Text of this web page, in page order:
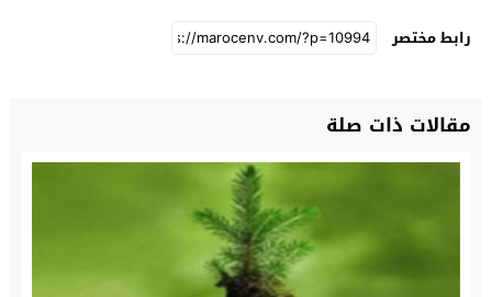
رابط مختصر
مقالات ذات صلة